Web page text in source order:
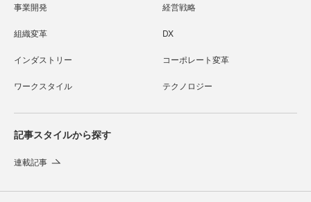
事業開発 経営戦略
組織変革 DX
インダストリー コーポレート変革
ワークスタイル テクノロジー
記事スタイルから探す
連載記事